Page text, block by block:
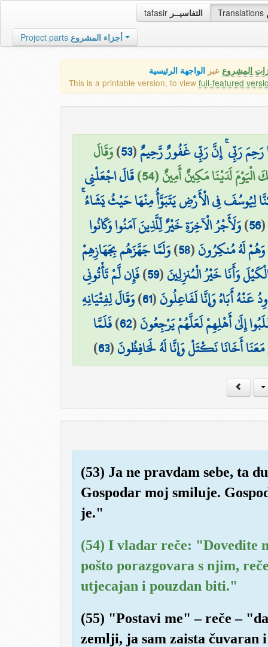
tafasir التفاسيــر Translations
Project parts أجزاء المشروع
المشروع عبر الواجهة الرئيسية
This is a printable version, to view full-featured
رَحِمَ رَبِّي ۚ إِنَّ رَبِّي غَفُورٌ رَّحِيمٌ(
53
)وَقَالَ
لَدَيْنَا مَكِينٌ أَمِينٌ (54)
قَالَ اجْعَلْنِي
لِيُوسُفَ فِي الْأَرْضِ يَتَبَوَّأُ مِنْهَا حَيْثُ يَشَاءُ
(
56
)وَلَأَجْرُ الْآخِرَةِ خَيْرٌ لِّلَّذِينَ آمَنُوا وَكَانُوا
لَهُ مُنكِرُونَ(
58
)وَلَمَّا جَهَّزَهُم بِجَهَازِهِمْ
وَأَنَا خَيْرُ الْمُنزِلِينَ(
59
)فَإِن لَّمْ تَأْتُونِي
عَنْهُ أَبَاهُ وَإِنَّا لَفَاعِلُونَ(
61
)وَقَالَ لِفِتْيَانِهِ
إِلَىٰ أَهْلِهِمْ لَعَلَّهُمْ يَرْجِعُونَ(
62
)فَلَمَّا
مَعَنَا أَخَانَا نَكْتَلْ وَإِنَّا لَهُ لَحَافِظُونَ(
63
)
(53) Ja ne pravdam sebe, ta
Gospodar moj smiluje.
je."
(54) I vladar reče: "Dovedite
pošto porazgovara s njim,
utjecajan i pouzdan biti."
(55) "Postavi me" – reče –
zemlji, ja sam zaista čuvaran